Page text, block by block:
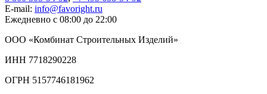
E-mail: info@favoright.ru
Ежедневно с 08:00 до 22:00
ООО «Комбинат Строительных Изделий»
ИНН 7718290228
ОГРН 5157746181962